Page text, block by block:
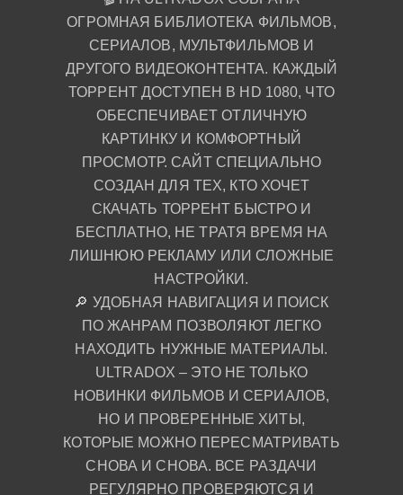
ОГРОМНАЯ БИБЛИОТЕКА ФИЛЬМОВ,
СЕРИАЛОВ, МУЛЬТФИЛЬМОВ И
ДРУГОГО ВИДЕОКОНТЕНТА. КАЖДЫЙ
ТОРРЕНТ ДОСТУПЕН В HD 1080, ЧТО
ОБЕСПЕЧИВАЕТ ОТЛИЧНУЮ
КАРТИНКУ И КОМФОРТНЫЙ
ПРОСМОТР. САЙТ СПЕЦИАЛЬНО
СОЗДАН ДЛЯ ТЕХ, КТО ХОЧЕТ
СКАЧАТЬ ТОРРЕНТ БЫСТРО И
БЕСПЛАТНО, НЕ ТРАТЯ ВРЕМЯ НА
ЛИШНЮЮ РЕКЛАМУ ИЛИ СЛОЖНЫЕ
НАСТРОЙКИ.
🔎 УДОБНАЯ НАВИГАЦИЯ И ПОИСК
ПО ЖАНРАМ ПОЗВОЛЯЮТ ЛЕГКО
НАХОДИТЬ НУЖНЫЕ МАТЕРИАЛЫ.
ULTRADOX – ЭТО НЕ ТОЛЬКО
НОВИНКИ ФИЛЬМОВ И СЕРИАЛОВ,
НО И ПРОВЕРЕННЫЕ ХИТЫ,
КОТОРЫЕ МОЖНО ПЕРЕСМАТРИВАТЬ
СНОВА И СНОВА. ВСЕ РАЗДАЧИ
РЕГУЛЯРНО ПРОВЕРЯЮТСЯ И